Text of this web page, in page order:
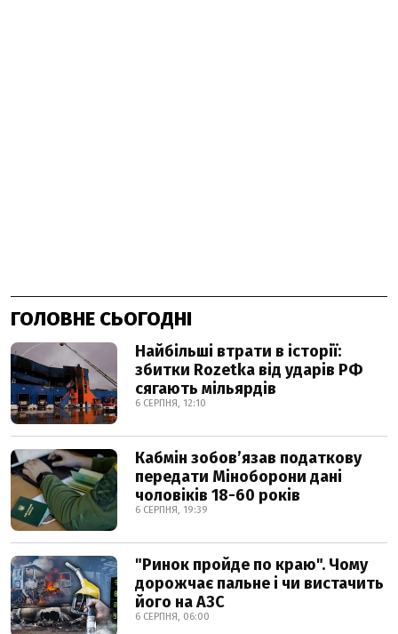
ГОЛОВНЕ СЬОГОДНІ
Найбільші втрати в історії:
збитки Rozetka від ударів РФ
сягають мільярдів
6 СЕРПНЯ, 12:10
Кабмін зобовʼязав податкову
передати Міноборони дані
чоловіків 18-60 років
6 СЕРПНЯ, 19:39
"Ринок пройде по краю". Чому
дорожчає пальне і чи вистачить
його на АЗС
6 СЕРПНЯ, 06:00